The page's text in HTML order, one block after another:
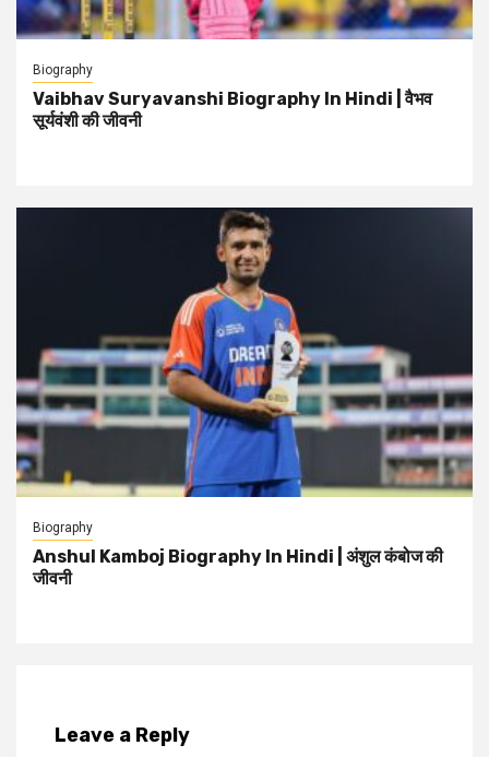
Biography
Vaibhav Suryavanshi Biography In Hindi | वैभव
सूर्यवंशी की जीवनी
Biography
Anshul Kamboj Biography In Hindi | अंशुल कंबोज की
जीवनी
Leave a Reply